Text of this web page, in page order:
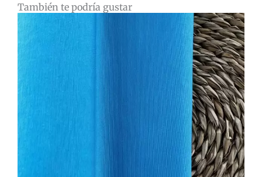
También te podría gustar